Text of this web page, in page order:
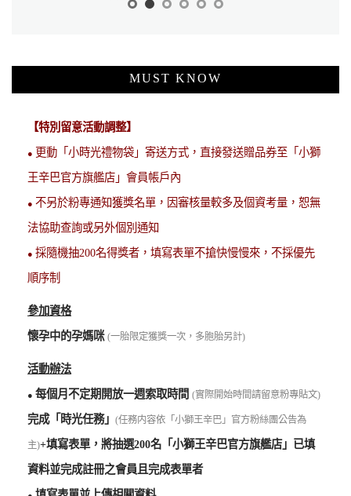
MUST KNOW
【特別留意活動調整】
● 更動「小時光禮物袋」寄送方式，直接發送贈品券至「小獅
王辛巴官方旗艦店」會員帳戶內
● 不另於粉專通知獲獎名單，因審核量較多及個資考量，恕無
法協助查詢或另外個別通知
● 採隨機抽200名得獎者，填寫表單不搶快慢慢來，不採優先
順序制
參加資格
懷孕中的孕媽咪 (一胎限定獲獎一次，多胞胎另計)
活動辦法
● 每個月不定期開放一週索取時間 (實際開始時間請留意粉專貼文)
完成「時光任務」 (任務内容依「小獅王辛巴」官方粉絲團公告為
主)+填寫表單，將抽選200名「小獅王辛巴官方旗艦店」已填
資料並完成註冊之會員且完成表單者